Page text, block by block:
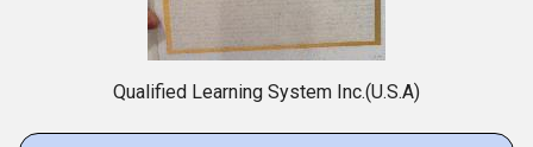
Qualified Learning System Inc.(U.S.A)